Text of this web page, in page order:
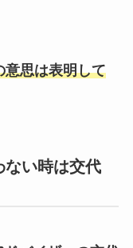
意思は表明して
ない時は交代